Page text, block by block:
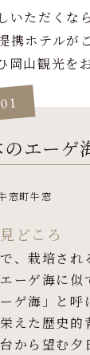
いただくな
携ホテルが
岡山観光を
エーゲ
窓町牛窓
どころ
、栽培され
ーゲ海に似
ゲ海」と呼
えた歴史的
から望む夕